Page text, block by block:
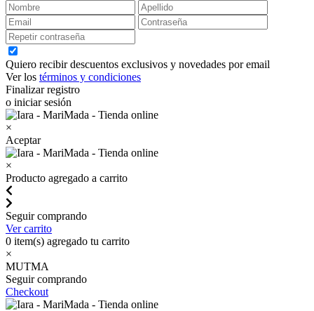
Quiero recibir descuentos exclusivos y novedades por email
Ver los términos y condiciones
Finalizar registro
o iniciar sesión
×
Aceptar
×
Producto agregado a carrito
Seguir comprando
Ver carrito
0 item(s) agregado tu carrito
×
MUTMA
Seguir comprando
Checkout